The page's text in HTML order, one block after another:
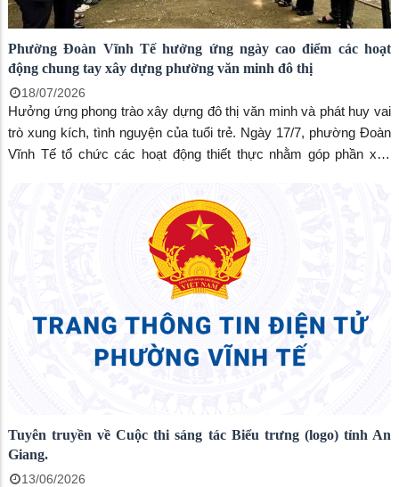
Phường Đoàn Vĩnh Tế hưởng ứng ngày cao điểm các hoạt
động chung tay xây dựng phường văn minh đô thị
18/07/2026
Hưởng ứng phong trào xây dựng đô thị văn minh và phát huy vai
trò xung kích, tình nguyện của tuổi trẻ. Ngày 17/7, phường Đoàn
Vĩnh Tế tổ chức các hoạt động thiết thực nhằm góp phần xây
Tuyên truyền về Cuộc thi sáng tác Biểu trưng (logo) tỉnh An
Giang.
13/06/2026